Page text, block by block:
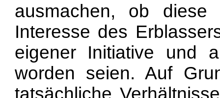
ausmachen, ob
Interesse des
eigener Initiative und
worden seien. Auf
tatsächliche